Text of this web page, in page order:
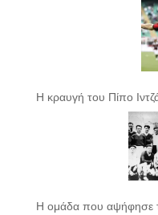
Η κραυγή του Πίπο
Η ομάδα που αψήφησε